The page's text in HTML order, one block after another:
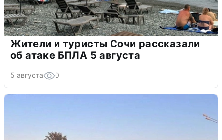
Жители и туристы Сочи рассказали
об атаке БПЛА 5 августа
5 августа 0